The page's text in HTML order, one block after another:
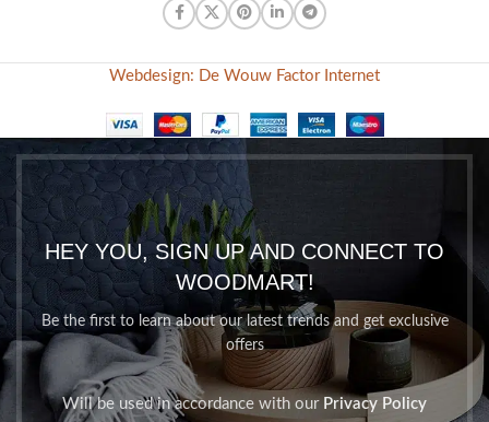
Webdesign: De Wouw Factor Internet
HEY YOU, SIGN UP AND CONNECT TO
WOODMART!
Be the first to learn about our latest trends and get exclusive
offers
Will be used in accordance with our Privacy Policy